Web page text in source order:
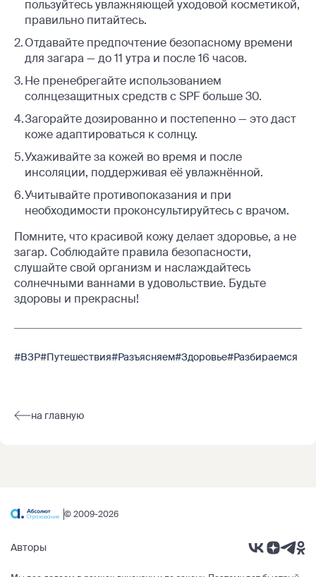
пользуйтесь увлажняющей уходовой косметикой,
правильно питайтесь.
Отдавайте предпочтение безопасному времени
для загара — до 11 утра и после 16 часов.
Не пренебрегайте использованием
солнцезащитных средств с SPF больше 30.
Загорайте дозированно и постепенно — это даст
коже адаптироваться к солнцу.
Ухаживайте за кожей во время и после
инсоляции, поддерживая её увлажнённой.
Учитывайте противопоказания и при
необходимости проконсультируйтесь с врачом.
Помните, что красивой кожу делает здоровье, а не
загар. Соблюдайте правила безопасности,
слушайте свой организм и наслаждайтесь
солнечными ваннами в удовольствие. Будьте
здоровы и прекрасны!
#ВЗР#Путешествия#Разъясняем#Здоровье#Разбираемся
на главную
© 2009-2026
Авторы